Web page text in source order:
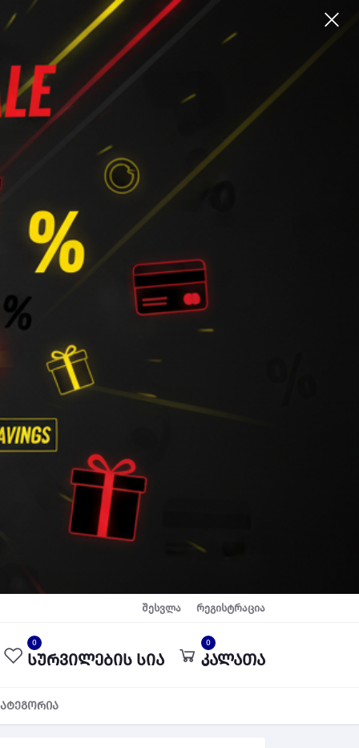
შესვლა რეგისტრაცია
0
სურვილების სია
0
კალათა